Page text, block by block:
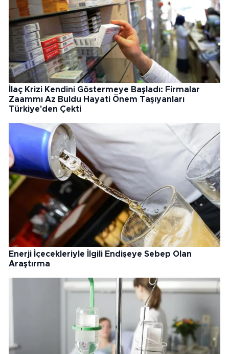
İlaç Krizi Kendini Göstermeye Başladı: Firmalar
Zaammı Az Buldu Hayati Önem Taşıyanları
Türkiye'den Çekti
Enerji İçecekleriyle İlgili Endişeye Sebep Olan
Araştırma